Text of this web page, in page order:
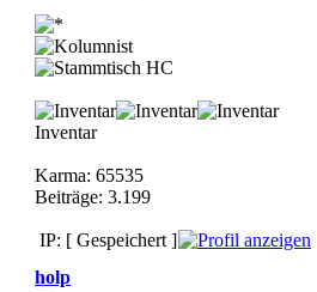
Inventar
Karma: 65535
Beiträge: 3.199
IP: [ Gespeichert ]
holp